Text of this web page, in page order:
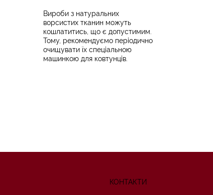
Вироби з натуральних
ворсистих тканин можуть
кошлатитись, що є допустимим.
Тому, рекомендуємо періодично
очищувати їх спеціальною
машинкою для ковтунців.
КОНТАКТИ